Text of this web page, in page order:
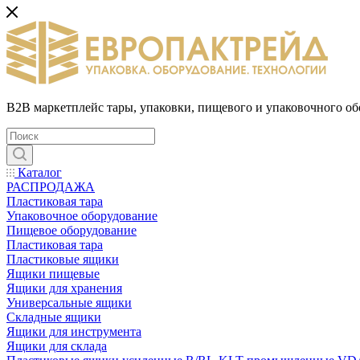
B2B маркетплейс тары, упаковки, пищевого и упаковочного
Каталог
РАСПРОДАЖА
Пластиковая тара
Упаковочное оборудование
Пищевое оборудование
Пластиковая тара
Пластиковые ящики
Ящики пищевые
Ящики для хранения
Универсальные ящики
Складные ящики
Ящики для инструмента
Ящики для склада